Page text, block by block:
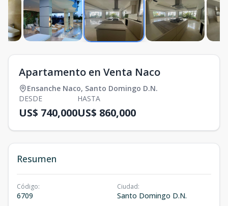
Apartamento en Venta Naco
Ensanche Naco, Santo Domingo D.N.
DESDE
US$ 740,000
HASTA
US$ 860,000
Resumen
Código:
6709
Ciudad:
Santo Domingo D.N.